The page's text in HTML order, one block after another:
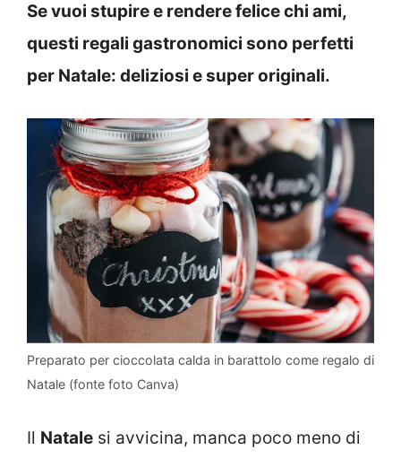
Se vuoi stupire e rendere felice chi ami,
questi regali gastronomici sono perfetti
per Natale: deliziosi e super originali.
Preparato per cioccolata calda in barattolo come regalo di
Natale (fonte foto Canva)
Il Natale si avvicina, manca poco meno di